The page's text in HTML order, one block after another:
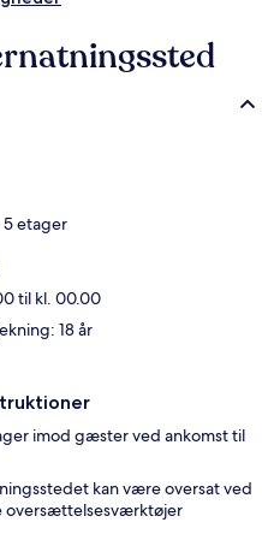
etager
til kl. 00.00
18 år
imod gæster ved ankomst til
kan være oversat ved
oversættelsesværktøjer